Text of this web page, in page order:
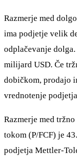
Razmerje med
ima podjetje velik
odplačevanje
milijard USD. Če
dobičkom, prodajo
vrednotenje
Razmerje med
tokom (P/FCF) je
podjetja Mettler-